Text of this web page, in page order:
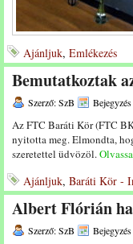
Ajánljuk, Emlékezés
Bemutatkoztak
Szerző: SzB
Az FTC Baráti Kör (FTC
nyitotta meg. Elmondta,
szeretettel üdvözöl.
Ajánljuk, Baráti Kör -
Albert Flórián
Szerző: SzB